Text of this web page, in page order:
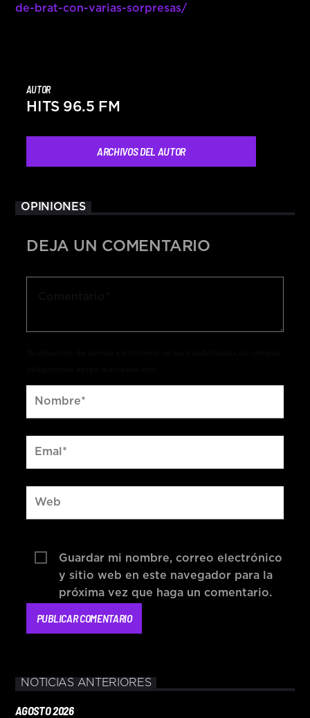
de-brat-con-varias-sorpresas/
AUTOR
HITS 96.5 FM
ARCHIVOS DEL AUTOR
OPINIONES
DEJA UN COMENTARIO
Guardar mi nombre, correo electrónico
y sitio web en este navegador para la
próxima vez que haga un comentario.
NOTICIAS ANTERIORES
AGOSTO 2026